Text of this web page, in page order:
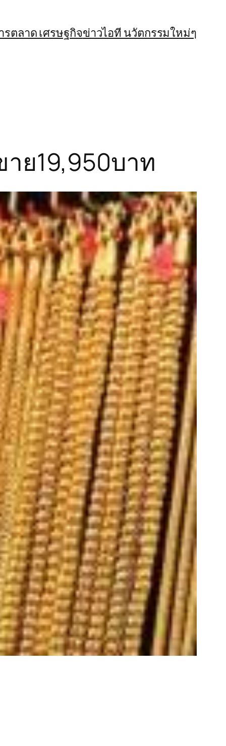
รตลาด เศรษฐกิจข่าวไอที นวัตกรรมใหม่ๆ
ย19,950บาท